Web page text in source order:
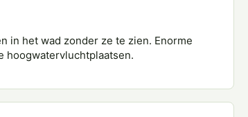
in het wad zonder ze te zien. Enorme
hoogwatervluchtplaatsen.